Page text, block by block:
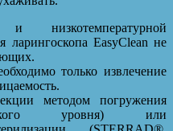
низкотемпературной
ларингоскопа EasyClean не
только извлечение
методом погружения
уровня) или